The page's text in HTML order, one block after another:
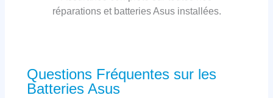
réparations et batteries Asus installées.
Questions Fréquentes sur les
Batteries Asus